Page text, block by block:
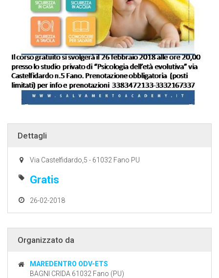
Dettagli
Via Castelfidardo,5 - 61032 Fano PU
Gratis
26-02-2018
Organizzato da
MAREDENTRO ODV-ETS
BAGNI CRIDA 61032 Fano (PU)